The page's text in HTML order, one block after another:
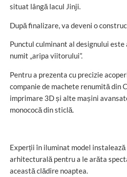
situat lângă lacul Jinji.
După finalizare, va deveni o
Punctul culminant al designului
numit „aripa viitorului”.
Pentru a prezenta cu precizie
companie de machete renumită din
imprimare 3D și alte mașini
monococă din sticlă.
Experții în iluminat model
arhitecturală pentru a le arăta
această clădire noaptea.